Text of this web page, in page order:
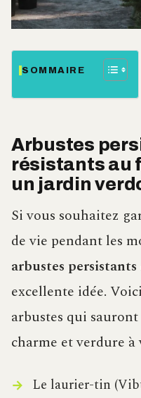
SOMMAIRE
Arbustes
résistants au
un jardin
Si vous souhaitez
de vie pendant les
arbustes
excellente idée.
arbustes qui
charme et verdure à
Le laurier-tin